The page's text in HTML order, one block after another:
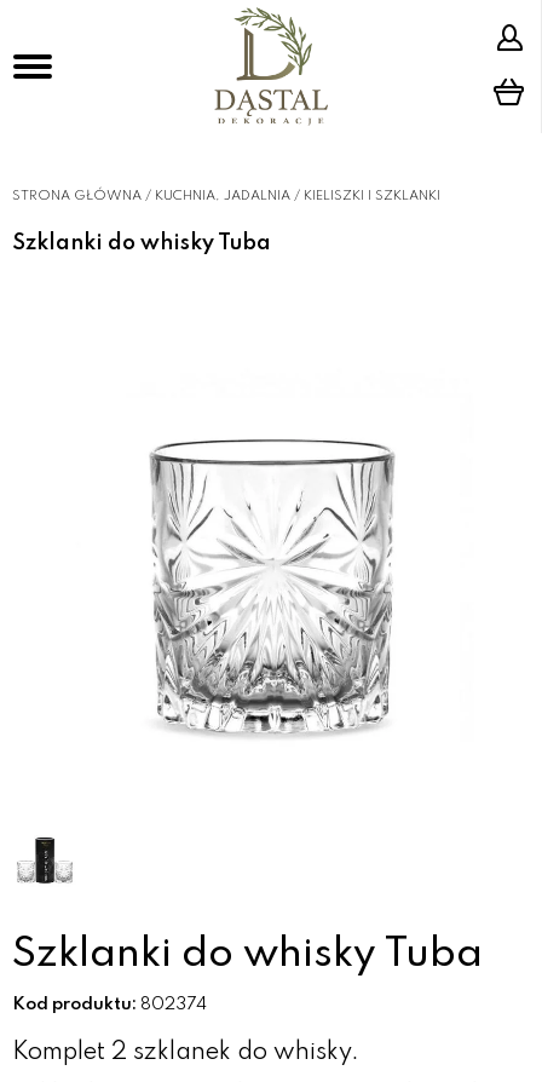
STRONA GŁÓWNA / KUCHNIA, JADALNIA / KIELISZKI I SZKLANKI
Szklanki do whisky Tuba
Szklanki do whisky Tuba
Kod produktu: 802374
Komplet 2 szklanek do whisky.